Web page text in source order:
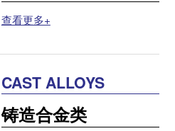
查看更多+
CAST ALLOYS
铸造合金类